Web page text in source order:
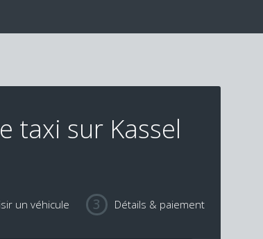
taxi sur Kassel
un véhicule Détails & paiement